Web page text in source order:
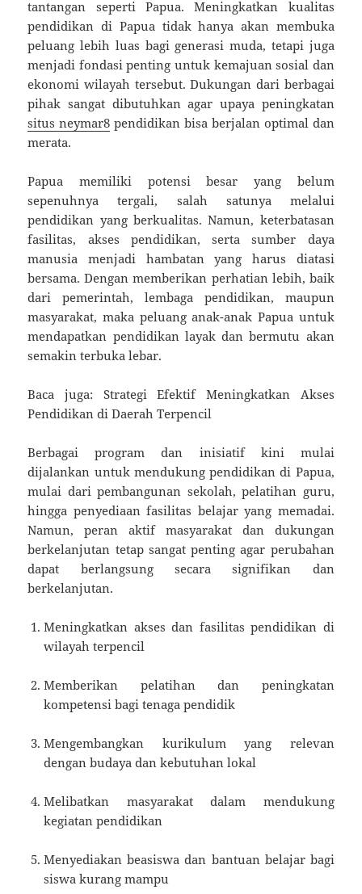
tantangan seperti Papua. Meningkatkan kualitas
pendidikan di Papua tidak hanya akan membuka
peluang lebih luas bagi generasi muda, tetapi juga
menjadi fondasi penting untuk kemajuan sosial dan
ekonomi wilayah tersebut. Dukungan dari berbagai
pihak sangat dibutuhkan agar upaya peningkatan
situs neymar8 pendidikan bisa berjalan optimal dan
merata.
Papua memiliki potensi besar yang belum
sepenuhnya tergali, salah satunya melalui
pendidikan yang berkualitas. Namun, keterbatasan
fasilitas, akses pendidikan, serta sumber daya
manusia menjadi hambatan yang harus diatasi
bersama. Dengan memberikan perhatian lebih, baik
dari pemerintah, lembaga pendidikan, maupun
masyarakat, maka peluang anak-anak Papua untuk
mendapatkan pendidikan layak dan bermutu akan
semakin terbuka lebar.
Baca juga: Strategi Efektif Meningkatkan Akses
Pendidikan di Daerah Terpencil
Berbagai program dan inisiatif kini mulai
dijalankan untuk mendukung pendidikan di Papua,
mulai dari pembangunan sekolah, pelatihan guru,
hingga penyediaan fasilitas belajar yang memadai.
Namun, peran aktif masyarakat dan dukungan
berkelanjutan tetap sangat penting agar perubahan
dapat berlangsung secara signifikan dan
berkelanjutan.
Meningkatkan akses dan fasilitas pendidikan di
wilayah terpencil
Memberikan pelatihan dan peningkatan
kompetensi bagi tenaga pendidik
Mengembangkan kurikulum yang relevan
dengan budaya dan kebutuhan lokal
Melibatkan masyarakat dalam mendukung
kegiatan pendidikan
Menyediakan beasiswa dan bantuan belajar bagi
siswa kurang mampu